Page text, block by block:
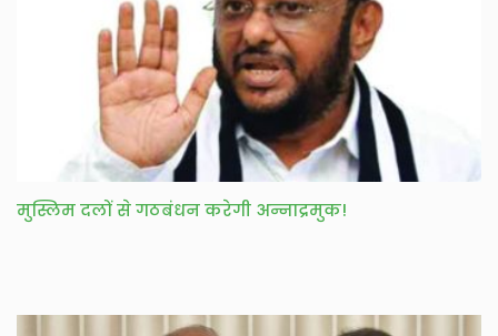
मुस्लिम दलों से गठबंधन करेगी अन्नाद्रमुक!